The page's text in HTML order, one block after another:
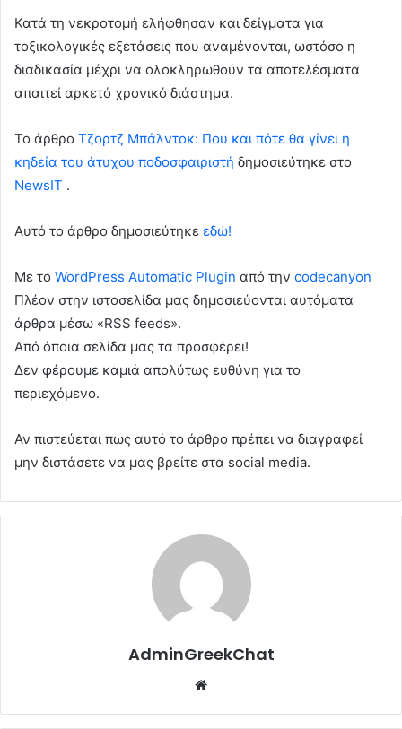
Κατά τη νεκροτομή ελήφθησαν και δείγματα για
τοξικολογικές εξετάσεις που αναμένονται, ωστόσο η
διαδικασία μέχρι να ολοκληρωθούν τα αποτελέσματα
απαιτεί αρκετό χρονικό διάστημα.
To άρθρο Τζορτζ Μπάλντοκ: Που και πότε θα γίνει η
κηδεία του άτυχου ποδοσφαιριστή δημοσιεύτηκε στο
NewsIT .
Αυτό το άρθρο δημοσιεύτηκε εδώ!
Με το WordPress Automatic Plugin από την codecanyon
Πλέον στην ιστοσελίδα μας δημοσιεύονται αυτόματα
άρθρα μέσω «RSS feeds».
Από όποια σελίδα μας τα προσφέρει!
Δεν φέρουμε καμιά απολύτως ευθύνη για το
περιεχόμενο.
Αν πιστεύεται πως αυτό το άρθρο πρέπει να διαγραφεί
μην διστάσετε να μας βρείτε στα social media.
AdminGreekChat